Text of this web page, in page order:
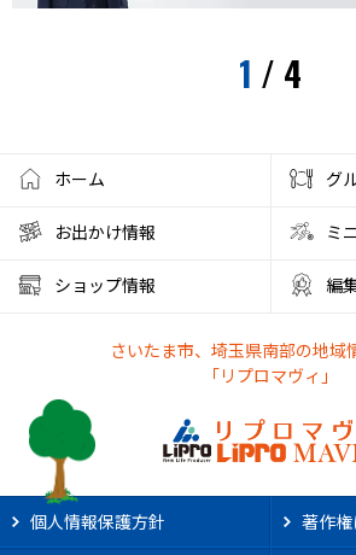
1 / 4
ホーム グ
お出かけ情報 ミ
ショップ情報 編
さいたま市、埼玉県南部の地域
「リプロマヴィ」
個人情報保護方針 著作